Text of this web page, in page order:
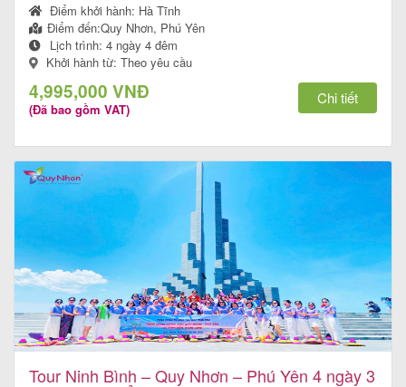
Điểm khởi hành: Hà Tĩnh
Điểm đến:Quy Nhơn, Phú Yên
Lịch trình:4 ngày 4 đêm
Khởi hành từ: Theo yêu cầu
4,995,000 VNĐ
(Đã bao gồm VAT)
Chi tiết
Tour Ninh Bình – Quy Nhơn – Phú Yên 4 ngày 3